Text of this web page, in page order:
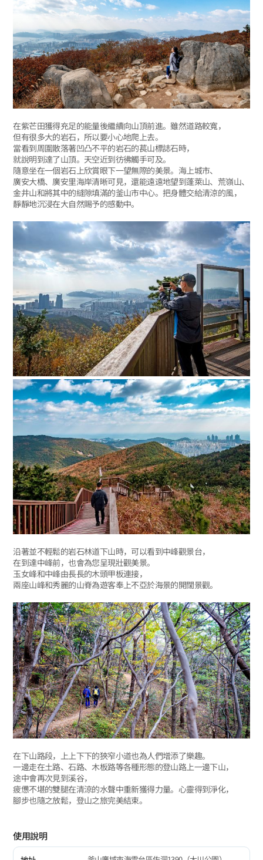
在紫芒田獲得充足的能量後繼續向山頂前進。雖然道路較寬，
但有很多大的岩石，所以要小心地爬上去。
當看到周圍散落著凹凸不平的岩石的萇山標誌石時，
就說明到達了山頂。天空近到彷彿觸手可及。
隨意坐在一個岩石上欣賞眼下一望無際的美景。海上城市、
廣安大橋、廣安里海岸清晰可見，還能遠遠地望到蓬萊山、荒嶺山、
金井山和將其中的縫隙填滿的釜山市中心。把身體交給清涼的風，
靜靜地沉浸在大自然賜予的感動中。
沿著並不輕鬆的岩石林道下山時，可以看到中峰觀景台，
在到達中峰前，也會為您呈現壯觀美景。
玉女峰和中峰由長長的木頭甲板連接，
兩座山峰和秀麗的山脊為遊客奉上不亞於海景的開闊景觀。
在下山路段，上上下下的狹窄小道也為人們增添了樂趣。
一邊走在土路、石路、木板路等各種形態的登山路上一邊下山，
途中會再次見到溪谷，
疲憊不堪的雙腿在清涼的水聲中重新獲得力量。心靈得到淨化，
腳步也隨之放鬆，登山之旅完美結束。
使用說明